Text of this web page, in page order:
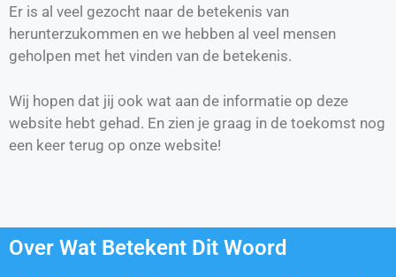
Er is al veel gezocht naar de betekenis van
herunterzukommen en we hebben al veel mensen
geholpen met het vinden van de betekenis.
Wij hopen dat jij ook wat aan de informatie op deze
website hebt gehad. En zien je graag in de toekomst nog
een keer terug op onze website!
Over Wat Betekent Dit Woord